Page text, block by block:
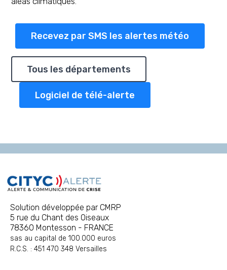
Recevez par SMS les alertes météo
Tous les départements
Logiciel de télé-alerte
Solution développée par CMRP
5 rue du Chant des Oiseaux
78360 Montesson - FRANCE
sas au capital de 100.000 euros
R.C.S. : 451 470 348 Versailles